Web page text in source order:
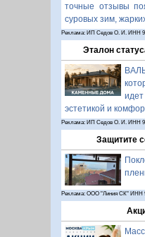
точные отзывы
суровых зим,
Реклама: ИП Седов О. И. ИНН
Эталон
эстетикой и
Реклама: ИП Седов О. И. ИНН
Защитите
Реклама: ООО "Линия СК" ИНН